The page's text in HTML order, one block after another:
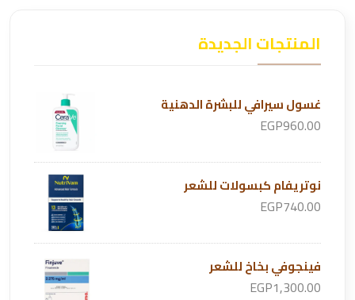
المنتجات الجديدة
غسول سيرافي للبشرة الدهنية
EGP960.00
نوتريفام كبسولات للشعر
EGP740.00
فينجوفي بخاخ للشعر
EGP1,300.00